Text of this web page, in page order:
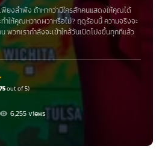
ยงลำพัง ถ้าหากว่ามีใครสักคนแสดงให้คุณได้
ให้คุณหวาดผวาหรือไม่? ฤดูร้อนนี้ ความจริงจะ
วกเรากำลังจะเข้าใกล้วันเปิดโปงขึ้นทุกทีแล้ว
out of 5)
6,255 views